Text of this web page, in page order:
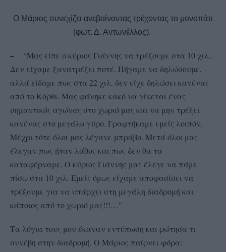
Ο Μάριος συνεχίζει ανεβαίνοντας τρέχοντας το μονοπάτι
(φωτ. Δ. Αντωνέλλος).
– “Μας είπε ο κύριος Γιάννης να τρέξουμε στα 10 χιλ..
Δεν είχαμε ξανατρέξει ποτέ. Πήγαμε να δηλώσουμε,
αλλά είδαμε πως στα 22 χιλ. δεν είχε δηλώσει κανένας
από το Κόρθι. Μας φάνηκε κακό να γίνεται ένας
σημαντικός αγώνας στο χωριό μας και να μην τρέξει
κανένας στο μεγάλο γύρο. Γραφτήκαμε εμείς λοιπόν.
Μέχρι τότε όλοι μας λέγανε μπράβο. Μετά όλοι μας
έλεγαν πως ήταν λάθος και πως δεν θα τα
καταφέρναμε. Ο κύριος Γιάννης μας έλεγε να πάμε
πίσω στα 10 χιλ. Εμείς όμως είχαμε αποφασίσει να
τρέξουμε για να υπάρχει στη μεγάλη διαδρομή και
κάποιος από το χωριό μας!!!…”
Τα λόγια τους μου έκαναν εντύπωση και ρώτησα τι
συνέβη στην διαδρομή. Ο Μάριος παίρνει φόρα: